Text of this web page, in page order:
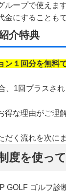
ループで使えま
にすることも
介特典
１回分を無料
、1回プラスさ
な理由がご理
く流れを次に
度を使っ
GOLF ゴルフ